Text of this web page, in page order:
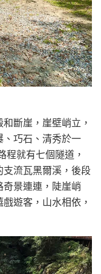
斷崖，崖壁峭立，
、巧石、清秀於一
程就有七個隧道，
流瓦黑爾溪，後段
景連連，陡崖峭
遊客，山水相依，